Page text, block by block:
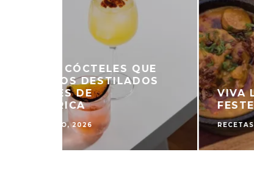
TAMALES SALTEÑOS PARA
CELEBRAR LA INDEPENDECIA
RECETAS 8 JULIO, 2026